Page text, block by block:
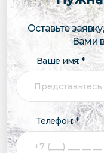
Оставьте
Вами
Ваше имя: *
Телефон: *